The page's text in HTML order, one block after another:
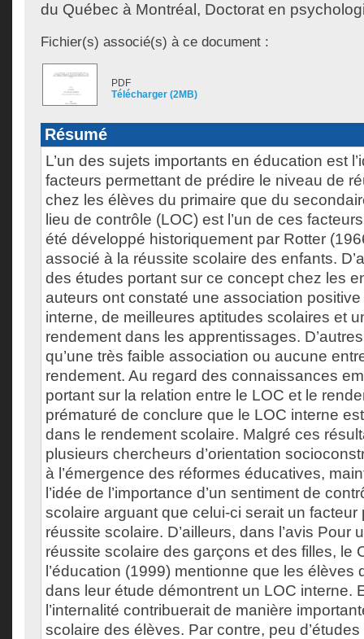
du Québec à Montréal, Doctorat en
Fichier(s) associé(s) à ce document :
PDF
Télécharger (2MB)
Résumé
L’un des sujets importants en éducation est
facteurs permettant de prédire le niveau de
chez les élèves du primaire que du
lieu de contrôle (LOC) est l’un de ces
été développé historiquement par Rotter
associé à la réussite scolaire des enfants.
des études portant sur ce concept chez les
auteurs ont constaté une association
interne, de meilleures aptitudes scolaires et
rendement dans les apprentissages.
qu’une très faible association ou aucune
rendement. Au regard des connaissances
portant sur la relation entre le LOC et le
prématuré de conclure que le LOC interne
dans le rendement scolaire. Malgré ces
plusieurs chercheurs d’orientation
à l’émergence des réformes éducatives,
l’idée de l’importance d’un sentiment de
scolaire arguant que celui-ci serait un facteur
réussite scolaire. D’ailleurs, dans l’avis Pour
réussite scolaire des garçons et des filles, le
l’éducation (1999) mentionne que les élèves
dans leur étude démontrent un LOC interne.
l’internalité contribuerait de manière
scolaire des élèves. Par contre, peu